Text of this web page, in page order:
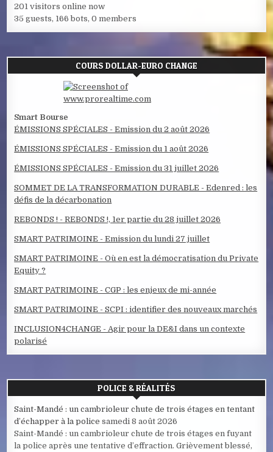
201 visitors online now
35 guests, 166 bots, 0 members
COURS DOLLAR-EURO CHANGE
Smart Bourse
ÉMISSIONS SPÉCIALES - Emission du 2 août 2026
ÉMISSIONS SPÉCIALES - Emission du 1 août 2026
ÉMISSIONS SPÉCIALES - Emission du 31 juillet 2026
SOMMET DE LA TRANSFORMATION DURABLE - Edenred : les
défis de la décarbonation
REBONDS ! - REBONDS !, 1er partie du 28 juillet 2026
SMART PATRIMOINE - Emission du lundi 27 juillet
SMART PATRIMOINE - Où en est la démocratisation du Private
Equity ?
SMART PATRIMOINE - CGP : les enjeux de mi-année
SMART PATRIMOINE - SCPI : identifier des nouveaux marchés
INCLUSION4CHANGE - Agir pour la DE&I dans un contexte
polarisé
POLICE & RÉALITÉS
Saint-Mandé : un cambrioleur chute de trois étages en tentant
d’échapper à la police samedi 8 août 2026
Saint-Mandé : un cambrioleur chute de trois étages en fuyant
la police après une tentative d’effraction. Grièvement blessé,